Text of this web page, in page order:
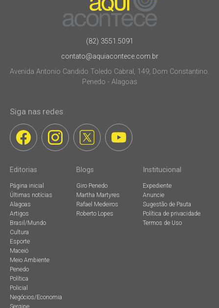
(82) 3551.5091
contato@aquiacontece.com.br
Avenida Antonio Candido Toledo Cabral, 149, Dom Constantino.
Penedo - Alagoas
Siga nas redes
Editorias
Página inicial
Últimas notícias
Alagoas
Artigos
Brasil/Mundo
Cultura
Esporte
Maceió
Meio Ambiente
Penedo
Política
Policial
Negócios/Economia
Sergipe
Blogs
Giro Penedo
Martha Martyres
Rafael Medeiros
Roberto Lopes
Institucional
Expediente
Anuncie
Sugestão de Pauta
Política de privacidade
Termos de Uso